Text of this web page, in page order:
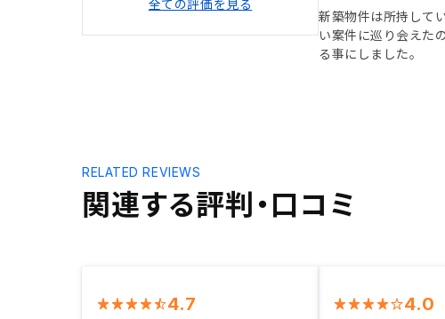
新築物件は所持して
い案件に巡り会えた
る事にしました。
関連する評判・口コミ
RELATED REVIEWS
4.7 4.0